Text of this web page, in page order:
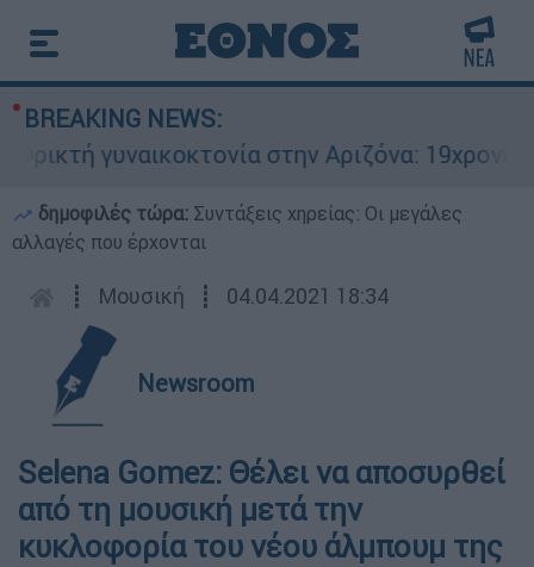
BREAKING NEWS:
γυναικοκτονία στην Αριζόνα: 19χρονη
δημοφιλές τώρα: Συντάξεις χηρείας: Οι μεγάλες
αλλαγές που έρχονται
┋ Μουσική ┋ 04.04.2021 18:34
Newsroom
Selena Gomez: Θέλει να αποσυρθεί
από τη μουσική μετά την
κυκλοφορία του νέου άλμπουμ της